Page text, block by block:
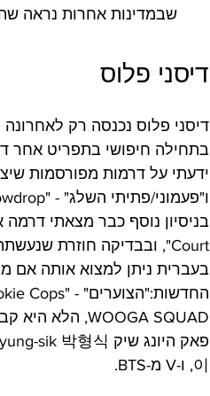
שבמדינות אחרות נראה
דיסני פלוס
דיסני פלוס נכנסה רק
בתחילה חיפושי בתפריט אחר
ידעתי על דרמות מפורסמות
ו"פעמוני/פתיתי השלג" - "Snowdrop" אך חיפושי אחר הסדרות העלו חרס.
Court", ובבדיקה חוזרת שנעשתה היום, נתגלתה Soundtrack
בעברית ניתן למצוא אותה אם
이, ו-V מ-BTS.